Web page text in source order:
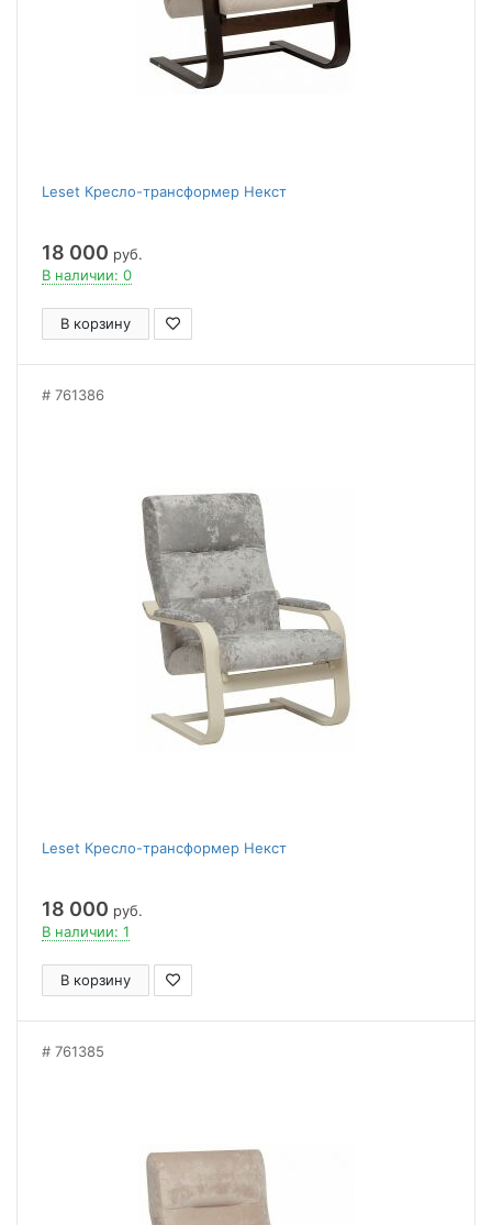
Leset Кресло-трансформер Некст
18 000 руб.
В наличии: 0
В корзину
761386
Leset Кресло-трансформер Некст
18 000 руб.
В наличии: 1
В корзину
761385